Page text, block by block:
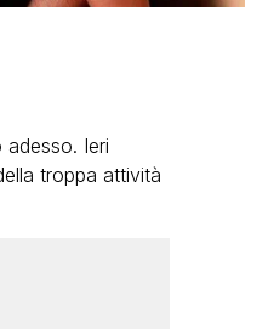
Ieri
troppa attività